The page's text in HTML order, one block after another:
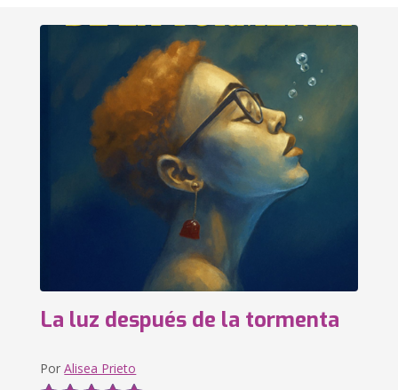
La luz después de la tormenta
PorAlisea Prieto